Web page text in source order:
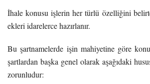
İhale konusu işlerin her türlü özelliğini
ekleri idarelerce hazırlanır.
Bu şartnamelerde işin mahiyetine göre
şartlardan başka genel olarak aşağıdaki
zorunludur: